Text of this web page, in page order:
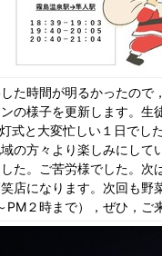
た時間が明るかったので
の様子を更新します。
式と大変忙しい１日でし
の方々より楽しみにして
た。ご苦労様でした。
店になります。次回も
PM２時まで），ぜひ，ご